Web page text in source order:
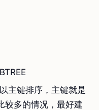
主键排序，主键就是
较多的情况，最好建